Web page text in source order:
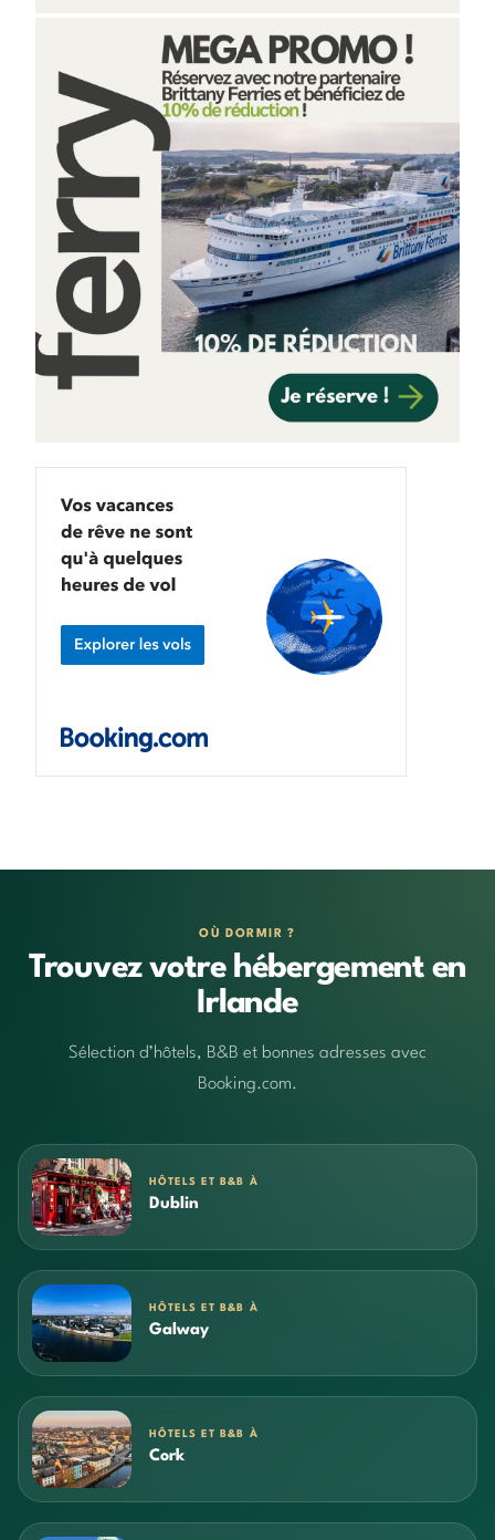
OÙ DORMIR ?
Trouvez votre hébergement en
Irlande
Sélection d’hôtels, B&B et bonnes adresses avec
Booking.com.
HÔTELS ET B&B À
Dublin
HÔTELS ET B&B À
Galway
HÔTELS ET B&B À
Cork